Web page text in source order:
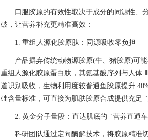
口服胶原的有效性取决于成分的同源性、
破，让营养补充更精准高效：
1. 重组人源化胶原肽：同源吸收零负担
产品摒弃传统动物源胶原(牛、猪胶原)可
重组人源化胶原蛋白肽，其氨基酸序列与人体
道识别吸收，生物利用度较普通鱼胶原提升
础含量标准，可直接为肌肤胶原合成提供充足 "
2. 黄金分子量段：直达肌底的 "营养直通
科研团队通过定向酶解技术，将胶原精准